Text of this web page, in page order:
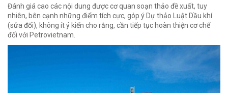
Đánh giá cao các nội dung được cơ quan soạn thảo đề xuất, tuy
nhiên, bên cạnh những điểm tích cực, góp ý Dự thảo Luật Dầu khí
(sửa đổi), không ít ý kiến cho rằng, cần tiếp tục hoàn thiện cơ chế
đối với Petrovietnam.